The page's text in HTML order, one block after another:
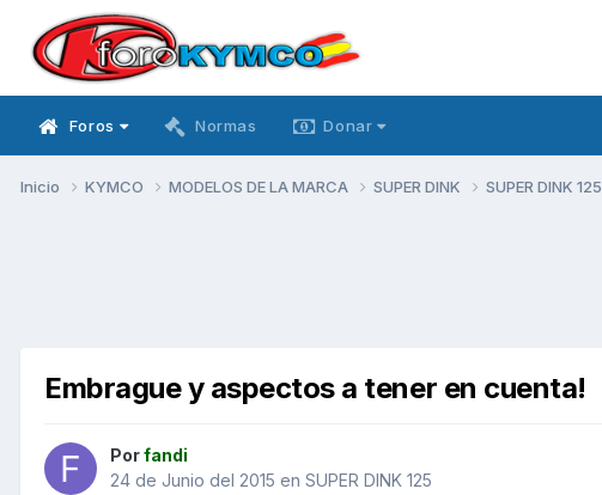
Foros Normas Donar
Inicio KYMCO MODELOS DE LA MARCA SUPER DINK SUPER DINK 125
Embrague y aspectos a tener en cuenta!
Porfandi
24 de Junio del 2015 en SUPER DINK 125